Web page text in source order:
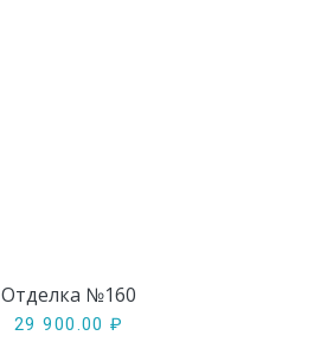
Отделка №160
29 900.00₽